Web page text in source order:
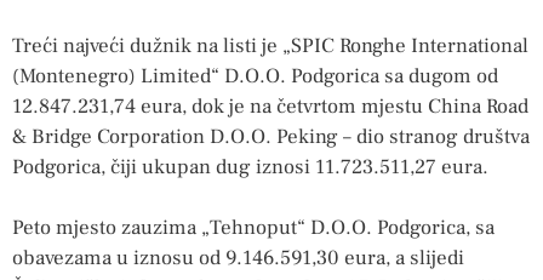
Treći najveći dužnik na listi je „SPIC Ronghe International
(Montenegro) Limited“ D.O.O. Podgorica sa dugom od
12.847.231,74 eura, dok je na četvrtom mjestu China Road
& Bridge Corporation D.O.O. Peking – dio stranog društva
Podgorica, čiji ukupan dug iznosi 11.723.511,27 eura.
Peto mjesto zauzima „Tehnoput“ D.O.O. Podgorica, sa
obavezama u iznosu od 9.146.591,30 eura, a slijedi